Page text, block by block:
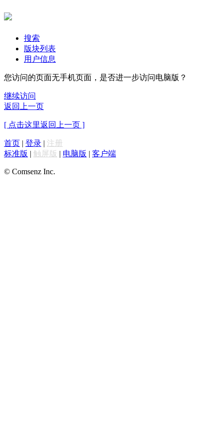
搜索
版块列表
用户信息
您访问的页面无手机页面，是否进一步访问电脑版？
继续访问
返回上一页
[ 点击这里返回上一页 ]
首页 | 登录 | 注册
标准版 | 触屏版 | 电脑版 | 客户端
© Comsenz Inc.